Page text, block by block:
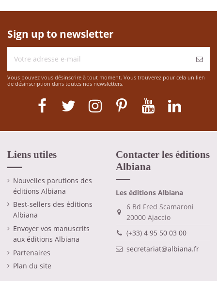
Sign up to newsletter
Vous pouvez vous désinscrire à tout moment. Vous trouverez pour cela un lien
de désinscription dans toutes nos newsletters.
Liens utiles
Nouvelles parutions des
éditions Albiana
Best-sellers des éditions
Albiana
Envoyer vos manuscrits
aux éditions Albiana
Partenaires
Plan du site
Contacter les éditions
Albiana
Les éditions Albiana
6 Bd Fred Scamaroni
20000 Ajaccio
(+33) 4 95 50 03 00
secretariat@albiana.fr